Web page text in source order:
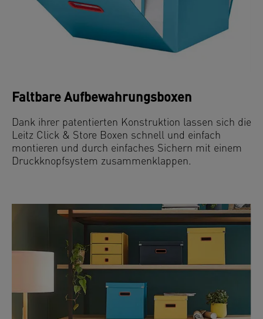
Faltbare Aufbewahrungsboxen
Dank ihrer patentierten Konstruktion lassen sich die
Leitz Click & Store Boxen schnell und einfach
montieren und durch einfaches Sichern mit einem
Druckknopfsystem zusammenklappen.